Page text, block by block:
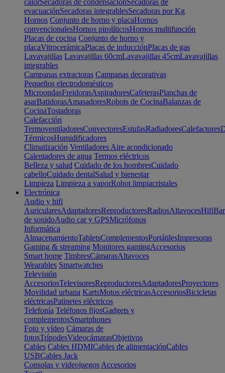
calorSecadoras de condensaciónSecadoras de
evacuaciónSecadoras integrablesSecadoras por Kg
Hornos Conjunto de horno y placaHornos
convencionalesHornos pirolíticosHornos multifunción
Placas de cocina Conjunto de horno y
placaVitrocerámicaPlacas de inducciónPlacas de gas
Lavavajillas Lavavajillas 60cmLavavajillas 45cmLavavajillas
integrables
Campanas extractoras Campanas decorativas
Pequeños electrodomésticos
MicroondasFreidorasAspiradoresCafeterasPlanchas de
asarBatidorasAmasadoresRobots de CocinaBalanzas de
CocinaTostadoras
Calefacción
TermoventiladoresConvectoresEstufasRadiadoresCalefactores
TérmicosHumidificadores
Climatización Ventiladores Aire acondicionado
Calentadores de agua Termos eléctricos
Belleza y salud Cuidado de los hombresCuidado
cabelloCuidado dentalSalud y bienestar
Limpieza Limpieza a vaporRobot limpiacristales
Electrónica
Audio y hifi
AuricularesAdaptadoresReproductoresRadiosAltavocesHifi
de sonidoAudio car y GPSMicrófonos
Informática
AlmacenamientoTabletsComplementosPortátilesImpresoras
Gaming & streaming Monitores gamingAccesorios
Smart home TimbresCámarasAltavoces
Wearables Smartwatches
Televisión
AccesoriosTelevisoresReproductoresAdaptadoresProyectores
Movilidad urbana KartsMotos eléctricasAccesoriosBicicletas
eléctricasPatinetes eléctricos
Telefonía Teléfonos fijosGadgets y
complementosSmartphones
Foto y vídeo Cámaras de
fotosTrípodesVideocámarasObjetivos
Cables Cables HDMICables de alimentaciónCables
USBCables Jack
Consolas y videojuegos Accesorios